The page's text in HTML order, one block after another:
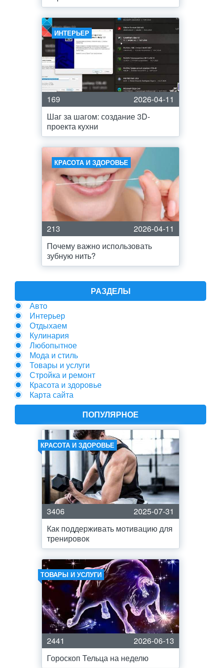
ИНТЕРЬЕР
169
2026-04-11
Шаг за шагом: создание 3D-
проекта кухни
КРАСОТА И ЗДОРОВЬЕ
213
2026-04-11
Почему важно использовать
зубную нить?
РАЗДЕЛЫ
Авто
Интерьер
Отдыхаем
Кулинария
Любопытное
Мода и стиль
Товары и услуги
Стройка и ремонт
Красота и здоровье
Карта сайта
ПОПУЛЯРНОЕ
КРАСОТА И ЗДОРОВЬЕ
3406
2025-07-31
Как поддерживать мотивацию для
тренировок
ТОВАРЫ И УСЛУГИ
2441
2026-06-13
Гороскоп Тельца на неделю